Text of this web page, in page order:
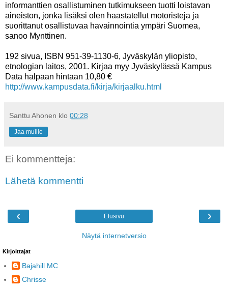
informanttien osallistuminen tutkimukseen tuotti loistavan
aineiston, jonka lisäksi olen haastatellut motoristeja ja
suorittanut osallistuvaa havainnointia ympäri Suomea,
sanoo Mynttinen.
192 sivua, ISBN 951-39-1130-6, Jyväskylän yliopisto,
etnologian laitos, 2001. Kirjaa myy Jyväskylässä Kampus
Data halpaan hintaan 10,80 €
http://www.kampusdata.fi/kirja/kirjaalku.html
Santtu Ahonen klo 00:28
Jaa muille
Ei kommentteja:
Lähetä kommentti
‹ ›
Etusivu
Näytä internetversio
Kirjoittajat
Bajahill MC
Chrisse